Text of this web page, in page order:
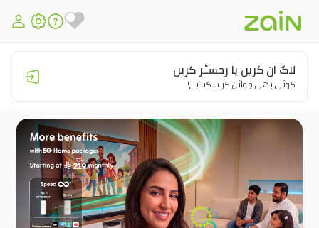
لاگ ان کریں یا رجسٹر کریں
کوئی بھی جوائن کر سکتا ہے!